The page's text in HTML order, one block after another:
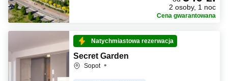
2 osoby, 1 noc
Cena gwarantowana
Natychmiastowa rezerwacja
Secret Garden
Sopot